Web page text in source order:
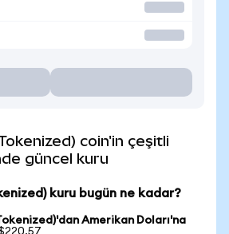
coin'in çeşitli
güncel kuru
kuru bugün ne kadar?
Amerikan Doları'na